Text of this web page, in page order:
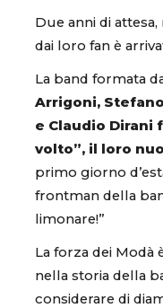
Due anni di
dai loro fan è
La band formata
Arrigoni,
e Claudio Dirani
volto”, il loro
primo giorno
frontman della
limonare!”
La forza dei Modà
nella storia della
considerare di